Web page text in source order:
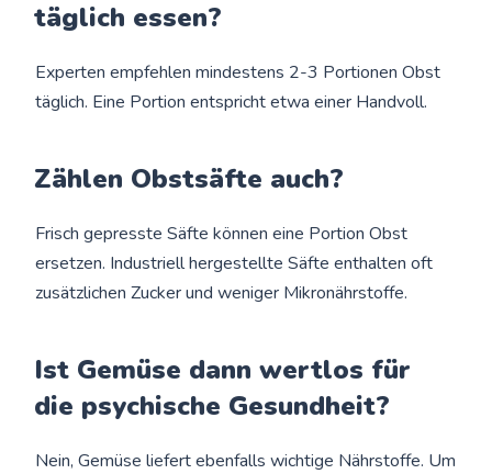
täglich essen?
Experten empfehlen mindestens 2-3 Portionen Obst
täglich. Eine Portion entspricht etwa einer Handvoll.
Zählen Obstsäfte auch?
Frisch gepresste Säfte können eine Portion Obst
ersetzen. Industriell hergestellte Säfte enthalten oft
zusätzlichen Zucker und weniger Mikronährstoffe.
Ist Gemüse dann wertlos für
die psychische Gesundheit?
Nein, Gemüse liefert ebenfalls wichtige Nährstoffe. Um